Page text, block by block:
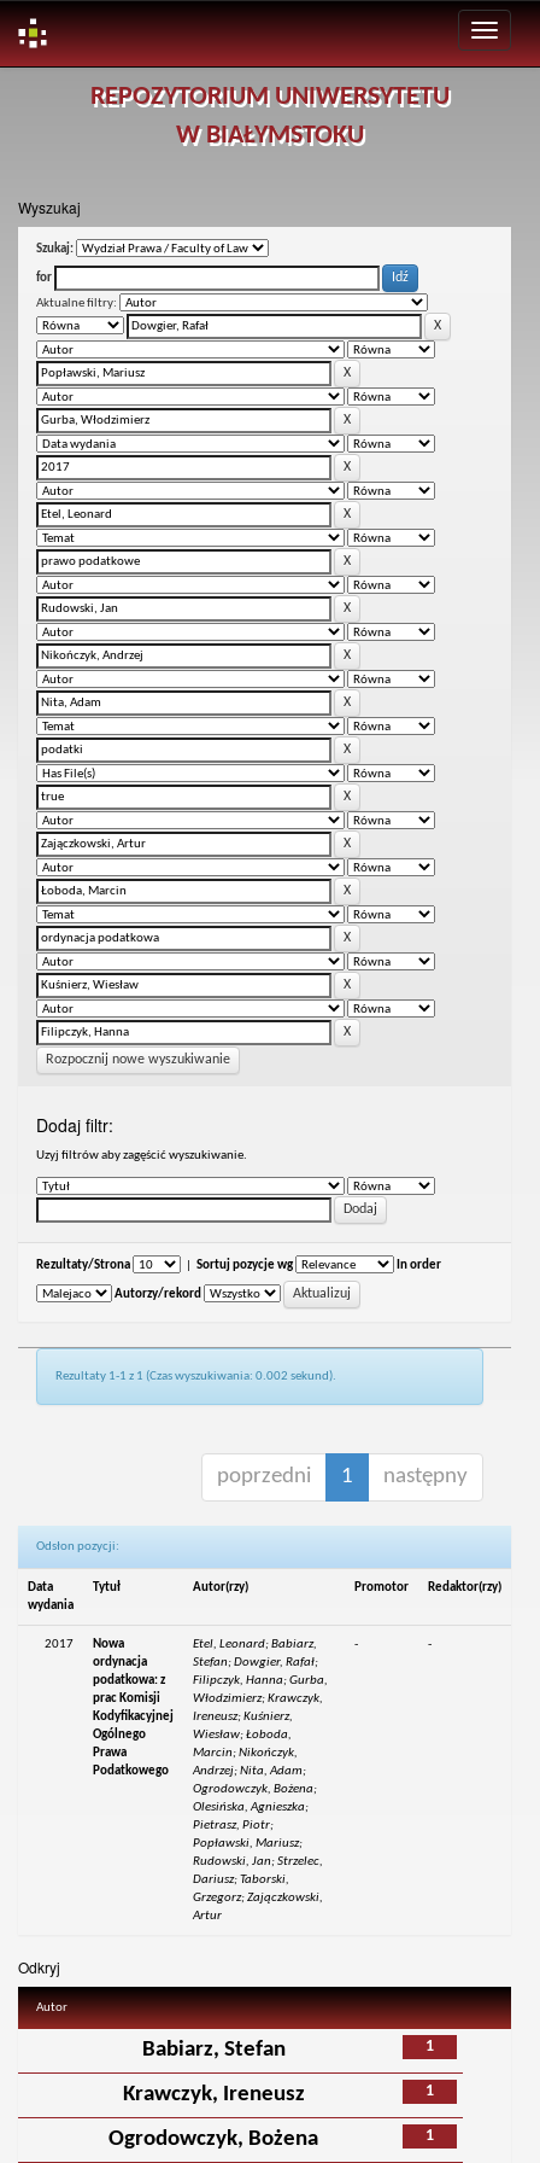
REPOZYTORIUM UNIWERSYTETU
W BIAŁYMSTOKU
Wyszukaj
Szukaj:
for
Aktualne filtry:
Rozpocznij nowe wyszukiwanie
Dodaj filtr:
Uzyj filtrów aby zagęścić wyszukiwanie.
Rezultaty/Strona Sortuj pozycje wg In order
Autorzy/rekord
Rezultaty 1-1 z 1 (Czas wyszukiwania: 0.002 sekund).
poprzedni 1 następny
Odsłon pozycji:
Data
wydania
Tytuł Autor(rzy) Promotor Redaktor(rzy)
2017
Nowa
ordynacja
podatkowa: z
prac Komisji
Kodyfikacyjnej
Ogólnego
Prawa
Podatkowego
Etel, Leonard; Babiarz,
Stefan; Dowgier, Rafał;
Filipczyk, Hanna; Gurba,
Włodzimierz; Krawczyk,
Ireneusz; Kuśnierz,
Wiesław; Łoboda,
Marcin; Nikończyk,
Andrzej; Nita, Adam;
Ogrodowczyk, Bożena;
Olesińska, Agnieszka;
Pietrasz, Piotr;
Popławski, Mariusz;
Rudowski, Jan; Strzelec,
Dariusz; Taborski,
Grzegorz; Zajączkowski,
Artur
- -
Odkryj
Autor
1
Babiarz, Stefan
1
Krawczyk, Ireneusz
1
Ogrodowczyk, Bożena